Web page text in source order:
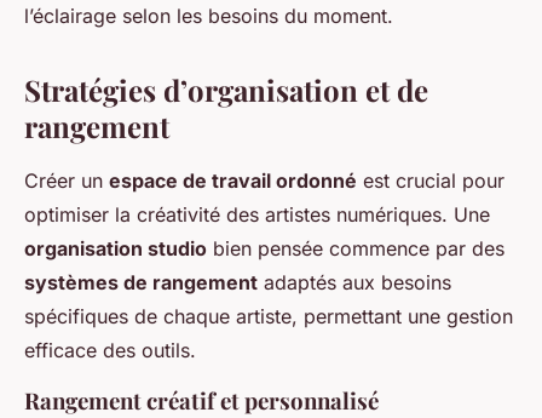
l’éclairage selon les besoins du moment.
Stratégies d’organisation et de
rangement
Créer un espace de travail ordonné est crucial pour
optimiser la créativité des artistes numériques. Une
organisation studio bien pensée commence par des
systèmes de rangement adaptés aux besoins
spécifiques de chaque artiste, permettant une gestion
efficace des outils.
Rangement créatif et personnalisé